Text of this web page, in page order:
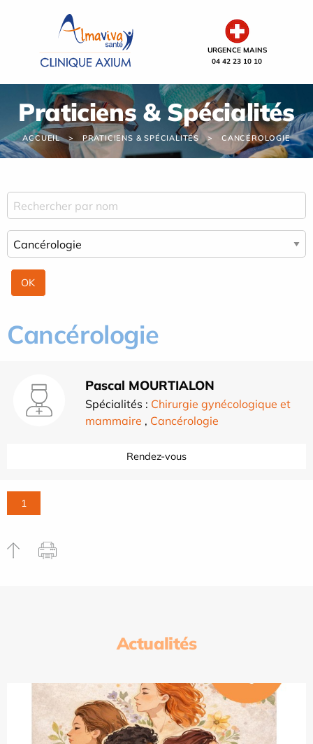
URGENCE MAINS
04 42 23 10 10
Praticiens & Spécialités
ACCUEIL PRATICIENS & SPÉCIALITÉS CANCÉROLOGIE
Cancérologie
Pascal MOURTIALON
Spécialités : Chirurgie gynécologique et
mammaire , Cancérologie
Rendez-vous
1
Actualités